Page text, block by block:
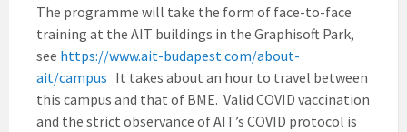
The programme will take the form of face-to-face
training at the AIT buildings in the Graphisoft Park,
see https://www.ait-budapest.com/about-
ait/campus It takes about an hour to travel between
this campus and that of BME. Valid COVID vaccination
and the strict observance of AIT’s COVID protocol is